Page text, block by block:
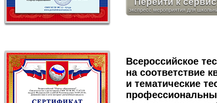
Всероссийское
на соответствие
и тематические